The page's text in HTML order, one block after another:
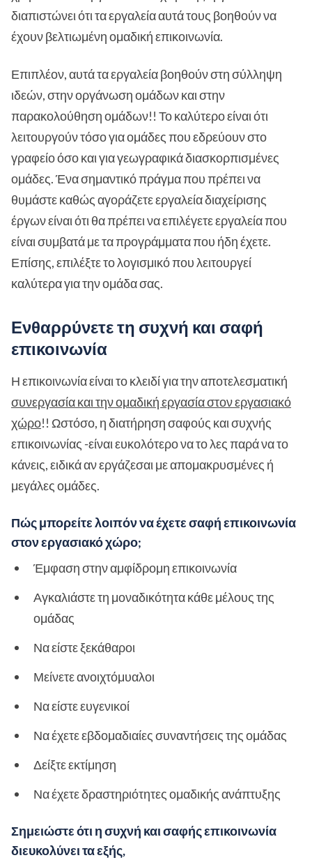
διαπιστώνει ότι τα εργαλεία αυτά τους βοηθούν να
έχουν βελτιωμένη ομαδική επικοινωνία.
Επιπλέον, αυτά τα εργαλεία βοηθούν στη σύλληψη
ιδεών, στην οργάνωση ομάδων και στην
παρακολούθηση ομάδων!! Το καλύτερο είναι ότι
λειτουργούν τόσο για ομάδες που εδρεύουν στο
γραφείο όσο και για γεωγραφικά διασκορπισμένες
ομάδες. Ένα σημαντικό πράγμα που πρέπει να
θυμάστε καθώς αγοράζετε εργαλεία διαχείρισης
έργων είναι ότι θα πρέπει να επιλέγετε εργαλεία που
είναι συμβατά με τα προγράμματα που ήδη έχετε.
Επίσης, επιλέξτε το λογισμικό που λειτουργεί
καλύτερα για την ομάδα σας.
Ενθαρρύνετε τη συχνή και σαφή
επικοινωνία
Η επικοινωνία είναι το κλειδί για την αποτελεσματική
συνεργασία και την ομαδική εργασία στον εργασιακό
χώρο!! Ωστόσο, η διατήρηση σαφούς και συχνής
επικοινωνίας -είναι ευκολότερο να το λες παρά να το
κάνεις, ειδικά αν εργάζεσαι με απομακρυσμένες ή
μεγάλες ομάδες.
Πώς μπορείτε λοιπόν να έχετε σαφή επικοινωνία
στον εργασιακό χώρο;
Έμφαση στην αμφίδρομη επικοινωνία
Αγκαλιάστε τη μοναδικότητα κάθε μέλους της
ομάδας
Να είστε ξεκάθαροι
Μείνετε ανοιχτόμυαλοι
Να είστε ευγενικοί
Να έχετε εβδομαδιαίες συναντήσεις της ομάδας
Δείξτε εκτίμηση
Να έχετε δραστηριότητες ομαδικής ανάπτυξης
Σημειώστε ότι η συχνή και σαφής επικοινωνία
διευκολύνει τα εξής,